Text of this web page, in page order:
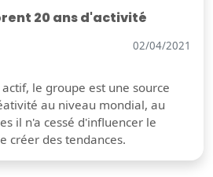
20 ans d'activité
02/04/2021
le groupe est une source
au niveau mondial, au
il n'a cessé d'influencer le
créer des tendances.